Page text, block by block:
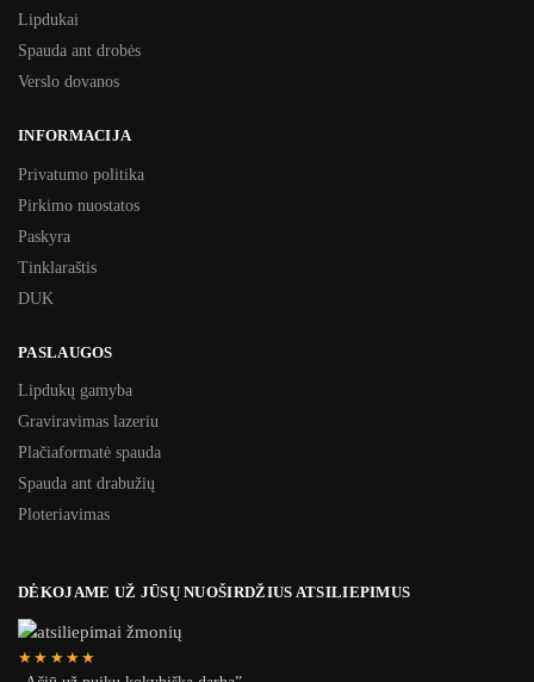
Lipdukai
Spauda ant drobės
Verslo dovanos
INFORMACIJA
Privatumo politika
Pirkimo nuostatos
Paskyra
Tinklaraštis
DUK
PASLAUGOS
Lipdukų gamyba
Graviravimas lazeriu
Plačiaformatė spauda
Spauda ant drabužių
Ploteriavimas
DĖKOJAME UŽ JŪSŲ NUOŠIRDŽIUS ATSILIEPIMUS
★★★★★